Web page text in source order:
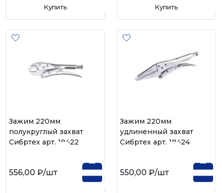
Купить Купить
Зажим 220мм
полукруглый захват
Сибртех арт. 18422
556,00 ₽/шт
Зажим 220мм
удлиненный захват
Сибртех арт. 18424
550,00 ₽/шт